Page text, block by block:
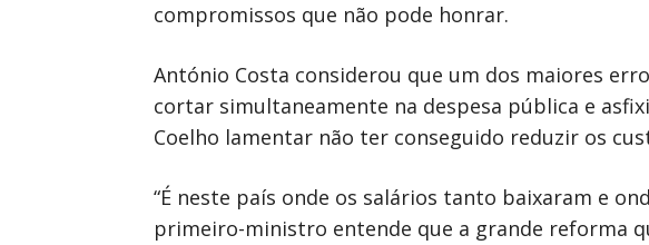
compromissos que não pode honrar.
António Costa considerou que um dos maiores
cortar simultaneamente na despesa pública e
Coelho lamentar não ter conseguido reduzir os
“É neste país onde os salários tanto baixaram e
primeiro-ministro entende que a grande reforma